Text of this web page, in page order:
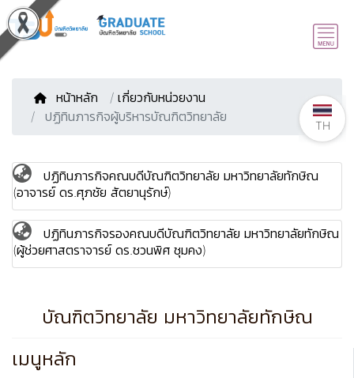
หน้าหลัก / เกี่ยวกับหน่วยงาน
ปฏิทินภารกิจผู้บริหารบัณฑิตวิทยาลัย
ปฏิทินภารกิจคณบดีบัณฑิตวิทยาลัย มหาวิทยาลัยทักษิณ
(อาจารย์ ดร.ศุภชัย สัตยานุรักษ์)
ปฏิทินภารกิจรองคณบดีบัณฑิตวิทยาลัย มหาวิทยาลัยทักษิณ
(ผู้ช่วยศาสตราจารย์ ดร.ชวนพิศ ชุมคง)
บัณฑิตวิทยาลัย มหาวิทยาลัยทักษิณ
เมนูหลัก
TH